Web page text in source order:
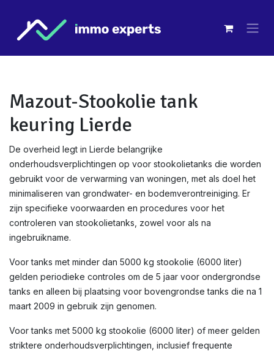
Mazout-Stookolie tank
keuring Lierde
De overheid legt in Lierde belangrijke
onderhoudsverplichtingen op voor stookolietanks die worden
gebruikt voor de verwarming van woningen, met als doel het
minimaliseren van grondwater- en bodemverontreiniging. Er
zijn specifieke voorwaarden en procedures voor het
controleren van stookolietanks, zowel voor als na
ingebruikname.
Voor tanks met minder dan 5000 kg stookolie (6000 liter)
gelden periodieke controles om de 5 jaar voor ondergrondse
tanks en alleen bij plaatsing voor bovengrondse tanks die na 1
maart 2009 in gebruik zijn genomen.
Voor tanks met 5000 kg stookolie (6000 liter) of meer gelden
striktere onderhoudsverplichtingen, inclusief frequente